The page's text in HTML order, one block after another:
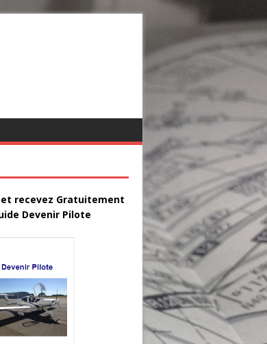
recevez Gratuitement
Devenir Pilote